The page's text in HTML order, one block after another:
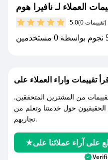
على كل مشترياتك مع
العملاء لـ نافيرا هوم
5.0 (0 تقييمات)
من المشترين المتحققين.
حول خدمتنا وتعلم من
تجاربهم.